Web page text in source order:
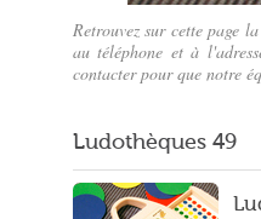
Un jeu en
Retrouvez sur cette page
au téléphone et à
contacter pour que notre
Ludothèques 49